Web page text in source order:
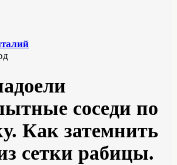
соседи по
Как затемнить
сетки рабицы.